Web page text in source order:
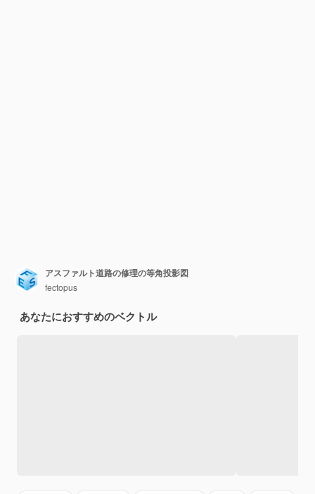
アスファルト道路の修理の等角投影図
fectopus
あなたにおすすめのベクトル